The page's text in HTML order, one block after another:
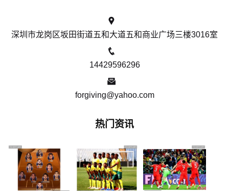
深圳市龙岗区坂田街道五和大道五和商业广场三楼3016室
14429596296
forgiving@yahoo.com
热门资讯